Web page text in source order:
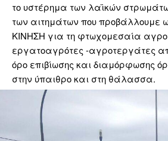
το υστέρημα των λαϊκών
των αιτημάτων που προβάλλουμε
ΚΙΝΗΣΗ για τη φτωχομεσαία
εργατοαγρότες -αγροτεργάτες
όρο επιβίωσης και διαμόρφωσης
στην ύπαιθρο και στη θάλασσα.